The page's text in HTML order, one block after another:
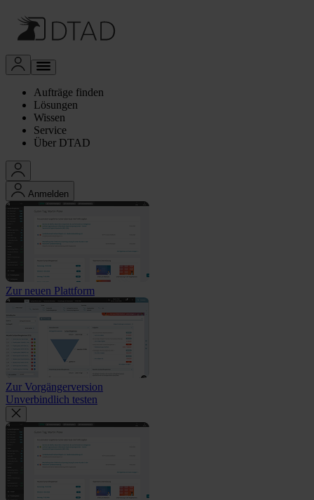
Aufträge finden
Lösungen
Wissen
Service
Über DTAD
Anmelden
Zur neuen Plattform
Zur Vorgängerversion
Unverbindlich testen